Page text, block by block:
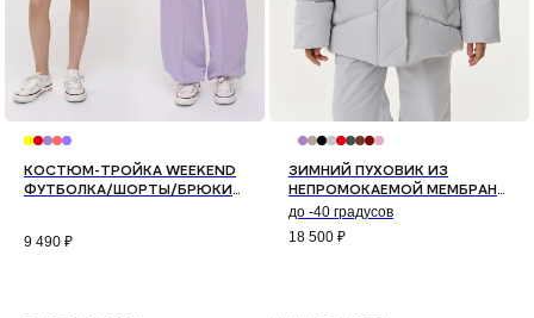
КОСТЮМ-ТРОЙКА WEEKEND
ФУТБОЛКА/ШОРТЫ/БРЮКИ
9 490 ₽
ЗИМНИЙ ПУХОВИК ИЗ
НЕПРОМОКАЕМОЙ МЕМБРАНЫ
КОЛОР-БЛОК (СЕРЫЙ)
до -40 градусов
18 500 ₽